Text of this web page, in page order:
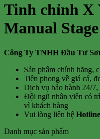
Tinh chỉnh X
Manual
Công Ty TNHH Đầu Tư
Sản phẩm chính hãng,
Tiên phong về giá cả,
Dịch vụ bảo hành 24/
Đội ngũ nhân viên có
vì khách hàng
Vui lòng liên hệ Hotline
Danh mục sản phẩm